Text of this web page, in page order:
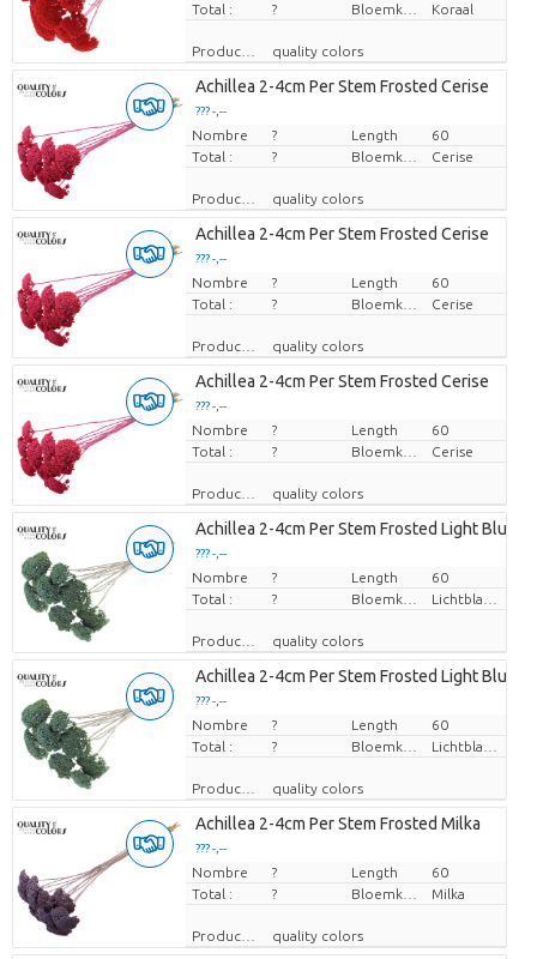
Total :
? Koraal
Producteur quality colors
Achillea 2-4cm Per Stem Frosted Cerise
??? -,--
Prix par pièce
Nombre ? Length
60
Total :
? Cerise
Producteur quality colors
Achillea 2-4cm Per Stem Frosted Cerise
??? -,--
Prix par pièce
Nombre ? Length
60
Total :
? Cerise
Producteur quality colors
Achillea 2-4cm Per Stem Frosted Cerise
??? -,--
Prix par pièce
Nombre ? Length
60
Total :
? Cerise
Producteur quality colors
Achillea 2-4cm Per Stem Frosted Light Blue
??? -,--
Prix par pièce
Nombre ? Length
60
Total :
?
Producteur quality colors
Achillea 2-4cm Per Stem Frosted Light Blue
??? -,--
Prix par pièce
Nombre ? Length
60
Total :
?
Producteur quality colors
Achillea 2-4cm Per Stem Frosted Milka
??? -,--
Prix par pièce
Nombre ? Length
60
Total :
? Milka
Producteur quality colors